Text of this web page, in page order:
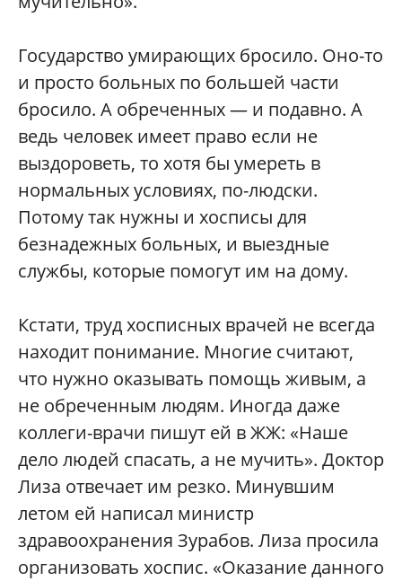
Государство умирающих бросило. Оно-то
и просто больных по большей части
бросило. А обреченных — и подавно. А
ведь человек имеет право если не
выздороветь, то хотя бы умереть в
нормальных условиях, по-людски.
Потому так нужны и хосписы для
безнадежных больных, и выездные
службы, которые помогут им на дому.
Кстати, труд хосписных врачей не всегда
находит понимание. Многие считают,
что нужно оказывать помощь живым, а
не обреченным людям. Иногда даже
коллеги-врачи пишут ей в ЖЖ: «Наше
дело людей спасать, а не мучить». Доктор
Лиза отвечает им резко. Минувшим
летом ей написал министр
здравоохранения Зурабов. Лиза просила
организовать хоспис. «Оказание данного